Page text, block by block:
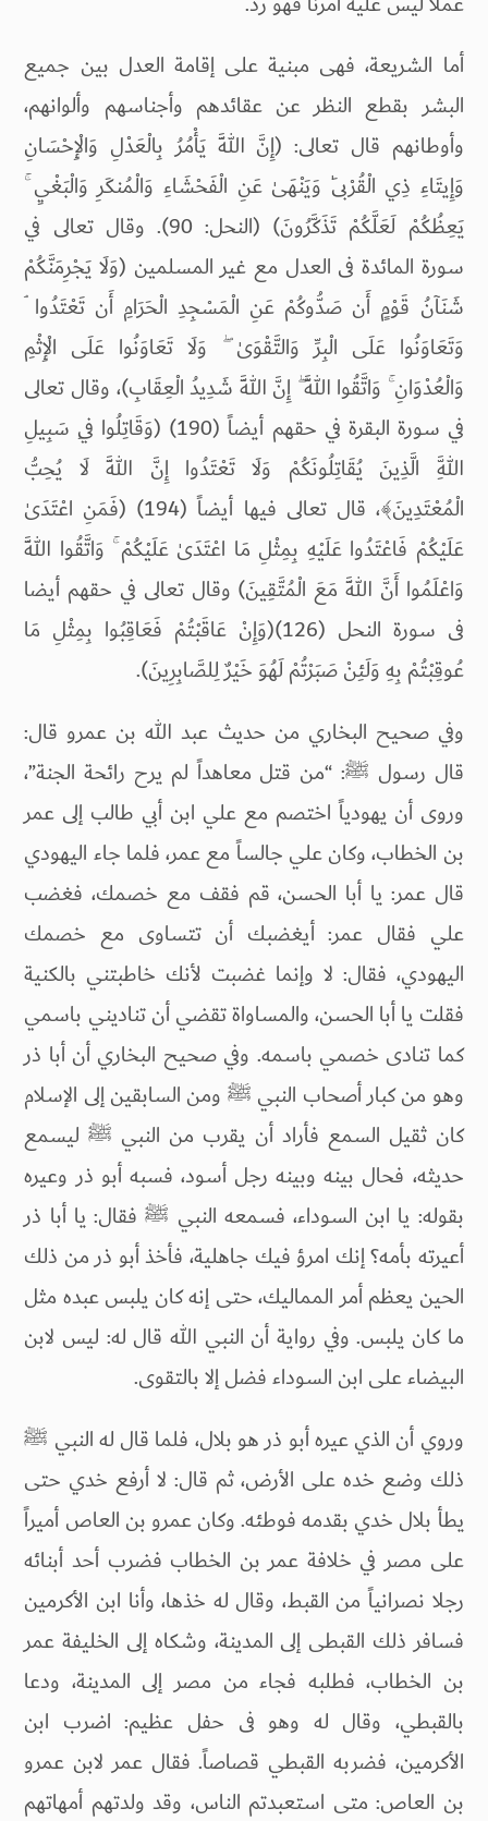
أما الشريعة، فهى مبنية على إقامة العدل بين جميع
البشر بقطع النظر عن عقائدهم وأجناسهم وألوانهم،
وأوطانهم قال تعالى: (إِنَّ اللَّهَ يَأْمُرُ بِالْعَدْلِ وَالْإِحْسَانِ
وَإِيتَاءِ ذِي الْقُرْبَىٰ وَيَنْهَىٰ عَنِ الْفَحْشَاءِ وَالْمُنكَرِ وَالْبَغْيِ ۚ
يَعِظُكُمْ لَعَلَّكُمْ تَذَكَّرُونَ) (النحل: 90). وقال تعالى في
سورة المائدة فى العدل مع غير المسلمين (وَلَا يَجْرِمَنَّكُمْ
شَنَآنُ قَوْمٍ أَن صَدُّوكُمْ عَنِ الْمَسْجِدِ الْحَرَامِ أَن تَعْتَدُوا ۘ
وَتَعَاوَنُوا عَلَى الْبِرِّ وَالتَّقْوَىٰ ۖ وَلَا تَعَاوَنُوا عَلَى الْإِثْمِ
وَالْعُدْوَانِ ۚ وَاتَّقُوا اللَّهَ ۖ إِنَّ اللَّهَ شَدِيدُ الْعِقَابِ)، وقال تعالى
في سورة البقرة في حقهم أيضاً (190) (وَقَاتِلُوا فِي سَبِيلِ
اللَّهِ الَّذِينَ يُقَاتِلُونَكُمْ وَلَا تَعْتَدُوا إِنَّ اللَّهَ لَا يُحِبُّ
الْمُعْتَدِينَ﴾، قال تعالى فيها أيضاً (194) (فَمَنِ اعْتَدَىٰ
عَلَيْكُمْ فَاعْتَدُوا عَلَيْهِ بِمِثْلِ مَا اعْتَدَىٰ عَلَيْكُمْ ۚ وَاتَّقُوا اللَّهَ
وَاعْلَمُوا أَنَّ اللَّهَ مَعَ الْمُتَّقِينَ) وقال تعالى في حقهم أيضا
فى سورة النحل (126)(وَإِنْ عَاقَبْتُمْ فَعَاقِبُوا بِمِثْلِ مَا
عُوقِبْتُمْ بِهِ وَلَئِنْ صَبَرْتُمْ لَهُوَ خَيْرٌ لِلصَّابِرِينَ).
وفي صحيح البخاري من حديث عبد الله بن عمرو قال:
قال رسول ﷺ: “من قتل معاهداً لم يرح رائحة الجنة”،
وروى أن يهودياً اختصم مع علي ابن أبي طالب إلى عمر
بن الخطاب، وكان علي جالساً مع عمر، فلما جاء اليهودي
قال عمر: يا أبا الحسن، قم فقف مع خصمك، فغضب
علي فقال عمر: أيغضبك أن تتساوى مع خصمك
اليهودي، فقال: لا وإنما غضبت لأنك خاطبتني بالكنية
فقلت يا أبا الحسن، والمساواة تقضي أن تناديني باسمي
كما تنادى خصمي باسمه. وفي صحيح البخاري أن أبا ذر
وهو من كبار أصحاب النبي ﷺ ومن السابقين إلى الإسلام
كان ثقيل السمع فأراد أن يقرب من النبي ﷺ ليسمع
حديثه، فحال بينه وبينه رجل أسود، فسبه أبو ذر وعيره
بقوله: يا ابن السوداء، فسمعه النبي ﷺ فقال: يا أبا ذر
أعيرته بأمه؟ إنك امرؤ فيك جاهلية، فأخذ أبو ذر من ذلك
الحين يعظم أمر المماليك، حتى إنه كان يلبس عبده مثل
ما كان يلبس. وفي رواية أن النبي الله قال له: ليس لابن
البيضاء على ابن السوداء فضل إلا بالتقوى.
وروي أن الذي عيره أبو ذر هو بلال، فلما قال له النبي ﷺ
ذلك وضع خده على الأرض، ثم قال: لا أرفع خدي حتى
يطأ بلال خدي بقدمه فوطئه. وكان عمرو بن العاص أميراً
على مصر في خلافة عمر بن الخطاب فضرب أحد أبنائه
رجلا نصرانياً من القبط، وقال له خذها، وأنا ابن الأكرمين
فسافر ذلك القبطى إلى المدينة، وشكاه إلى الخليفة عمر
بن الخطاب، فطلبه فجاء من مصر إلى المدينة، ودعا
بالقبطي، وقال له وهو فى حفل عظيم: اضرب ابن
الأكرمين، فضربه القبطي قصاصاً. فقال عمر لابن عمرو
بن العاص: متى استعبدتم الناس، وقد ولدتهم أمهاتهم